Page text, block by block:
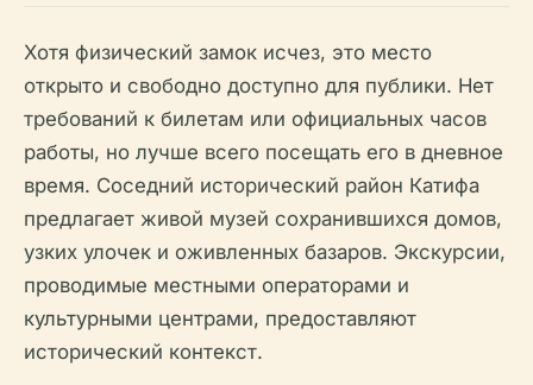
Хотя физический замок исчез, это место
открыто и свободно доступно для публики. Нет
требований к билетам или официальных часов
работы, но лучше всего посещать его в дневное
время. Соседний исторический район Катифа
предлагает живой музей сохранившихся домов,
узких улочек и оживленных базаров. Экскурсии,
проводимые местными операторами и
культурными центрами, предоставляют
исторический контекст.